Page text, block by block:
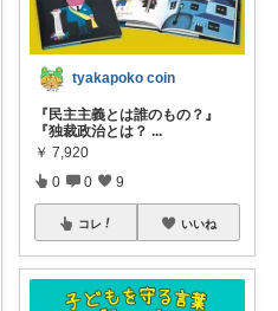
tyakapoko coin
『民主主義とは誰のもの？』
『独裁政治とは？ ...
￥ 7,920
0 0 9
コレ いいね